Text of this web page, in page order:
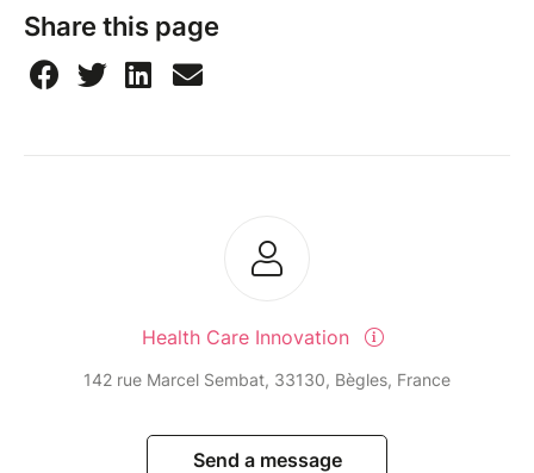
Share this page
Health Care Innovation
142 rue Marcel Sembat, 33130, Bègles, France
Send a message